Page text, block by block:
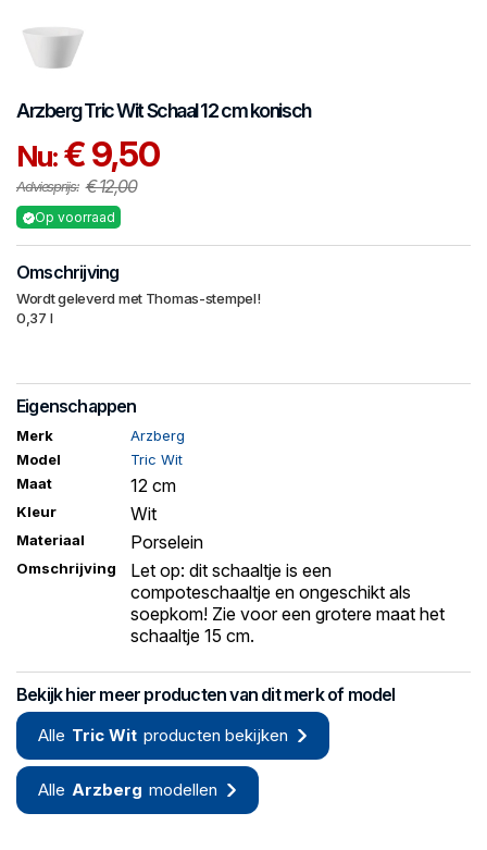
ArzbergTric WitSchaal 12 cm konisch
Nu:€ 9,50
Adviesprijs: € 12,00
Op voorraad
Omschrijving
Wordt geleverd met Thomas-stempel!
0,37 l
Eigenschappen
Merk
Arzberg
Model
Tric Wit
Maat
12 cm
Kleur Wit
Materiaal Porselein
Omschrijving
Let op: dit schaaltje is een
compoteschaaltje en ongeschikt als
soepkom! Zie voor een grotere maat het
schaaltje 15 cm.
Bekijk hier meer producten van dit merk of model
Alle Tric Wit producten bekijken
Alle Arzberg modellen